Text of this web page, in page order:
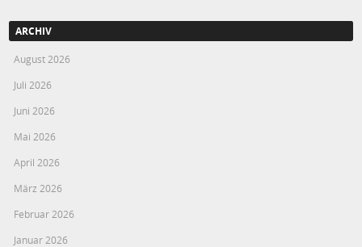
ARCHIV
August 2026
Juli 2026
Juni 2026
Mai 2026
April 2026
März 2026
Februar 2026
Januar 2026